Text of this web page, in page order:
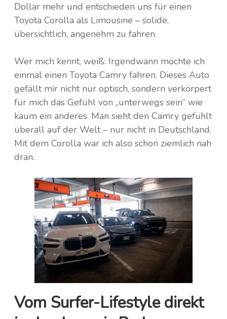
Dollar mehr und entschieden uns für einen
Toyota Corolla als Limousine – solide,
übersichtlich, angenehm zu fahren.
Wer mich kennt, weiß: Irgendwann möchte ich
einmal einen Toyota Camry fahren. Dieses Auto
gefällt mir nicht nur optisch, sondern verkörpert
für mich das Gefühl von „unterwegs sein“ wie
kaum ein anderes. Man sieht den Camry gefühlt
überall auf der Welt – nur nicht in Deutschland.
Mit dem Corolla war ich also schon ziemlich nah
dran.
Vom Surfer-Lifestyle direkt